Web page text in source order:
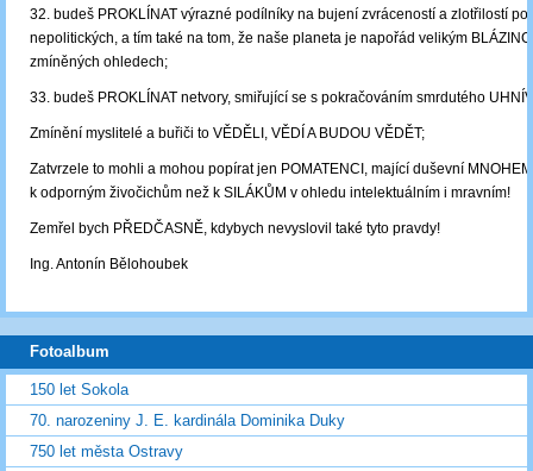
32. budeš PROKLÍNAT výrazné podílníky na bujení zvráceností a zlotřilostí
nepolitických, a tím také na tom, že naše planeta je napořád velikým
zmíněných ohledech;
33. budeš PROKLÍNAT netvory, smiřující se s pokračováním smrdutého
Zmínění myslitelé a buřiči to VĚDĚLI, VĚDÍ A BUDOU VĚDĚT;
Zatvrzele to mohli a mohou popírat jen POMATENCI, mající duševní
k odporným živočichům než k SILÁKŮM v ohledu intelektuálním i mravním!
Zemřel bych PŘEDČASNĚ, kdybych nevyslovil také tyto pravdy!
Ing. Antonín Bělohoubek
Fotoalbum
150 let Sokola
70. narozeniny J. E. kardinála Dominika Duky
750 let města Ostravy